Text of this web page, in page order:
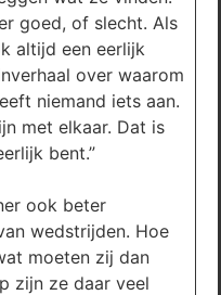
goed, of slecht. Als
altijd een eerlijk
over waarom
niemand iets aan.
met elkaar. Dat is
bent.”
ook beter
wedstrijden. Hoe
moeten zij dan
zijn ze daar veel